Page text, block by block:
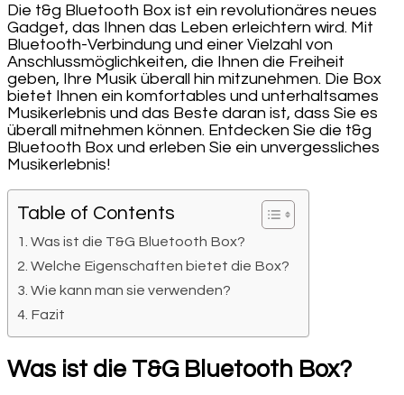
Bluetooth
Box
Die t&g Bluetooth Box ist ein revolutionäres neues
Gadget, das Ihnen das Leben erleichtern wird. Mit
Bluetooth-Verbindung und einer Vielzahl von
Anschlussmöglichkeiten, die Ihnen die Freiheit
geben, Ihre Musik überall hin mitzunehmen. Die Box
bietet Ihnen ein komfortables und unterhaltsames
Musikerlebnis und das Beste daran ist, dass Sie es
überall mitnehmen können. Entdecken Sie die t&g
Bluetooth Box und erleben Sie ein unvergessliches
Musikerlebnis!
Table of Contents
Was ist die T&G Bluetooth Box?
Welche Eigenschaften bietet die Box?
Wie kann man sie verwenden?
Fazit
Was ist die T&G Bluetooth Box?